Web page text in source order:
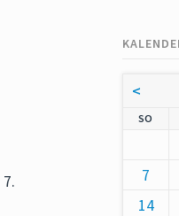
7.
<
SO
7
14